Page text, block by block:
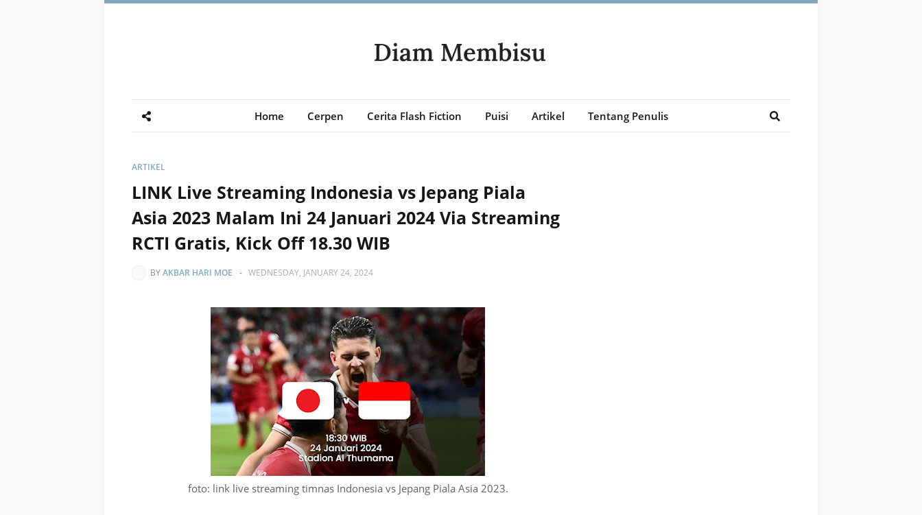
Home Cerpen Cerita Flash Fiction Puisi Artikel Tentang Penulis
ARTIKEL
LINK Live Streaming Indonesia vs Jepang Piala
Asia 2023 Malam Ini 24 Januari 2024 Via Streaming
RCTI Gratis, Kick Off 18.30 WIB
BYAKBAR HARI MOE - WEDNESDAY, JANUARY 24, 2024
foto: link live streaming timnas Indonesia vs Jepang Piala Asia 2023.